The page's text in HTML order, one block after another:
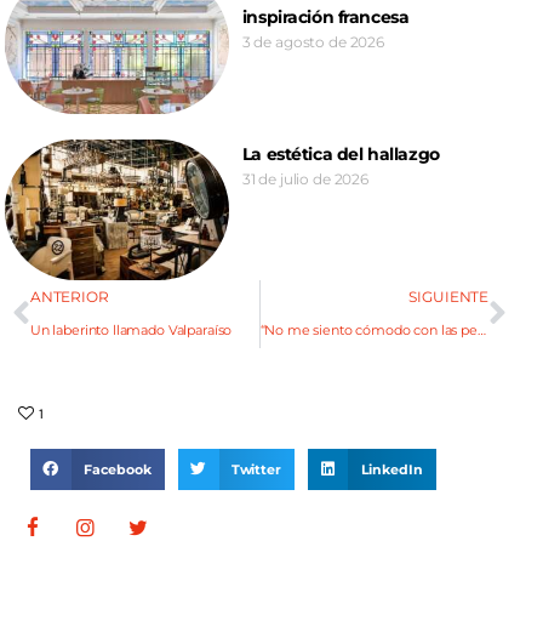
inspiración francesa
3 de agosto de 2026
La estética del hallazgo
31 de julio de 2026
ANTERIOR
Un laberinto llamado Valparaíso
SIGUIENTE
“No me siento cómodo con las películas livianas”
1
Facebook Twitter LinkedIn